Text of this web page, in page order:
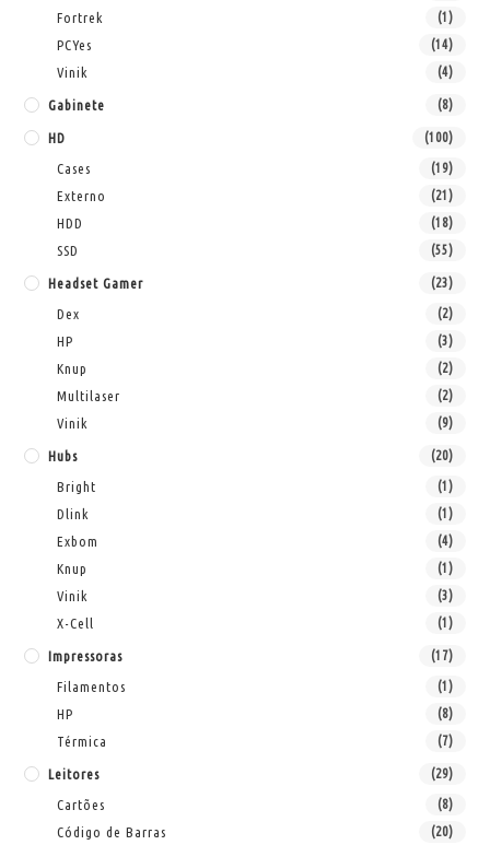
Fortrek (1)
PCYes (14)
Vinik (4)
Gabinete (8)
HD (100)
Cases (19)
Externo (21)
HDD (18)
SSD (55)
Headset Gamer (23)
Dex (2)
HP (3)
Knup (2)
Multilaser (2)
Vinik (9)
Hubs (20)
Bright (1)
Dlink (1)
Exbom (4)
Knup (1)
Vinik (3)
X-Cell (1)
Impressoras (17)
Filamentos (1)
HP (8)
Térmica (7)
Leitores (29)
Cartões (8)
Código de Barras (20)